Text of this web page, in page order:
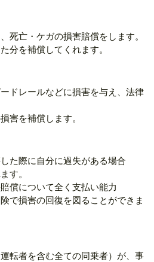
死亡・ケガの損害賠償をします。
分を補償してくれます。
ドレールなどに損害を与え、法律
害を補償します。
た際に自分に過失がある場合
す。
償について全く支払い能力
で損害の回復を図ることができま
転者を含む全ての同乗者）が、事